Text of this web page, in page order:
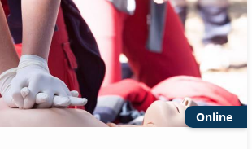
Online